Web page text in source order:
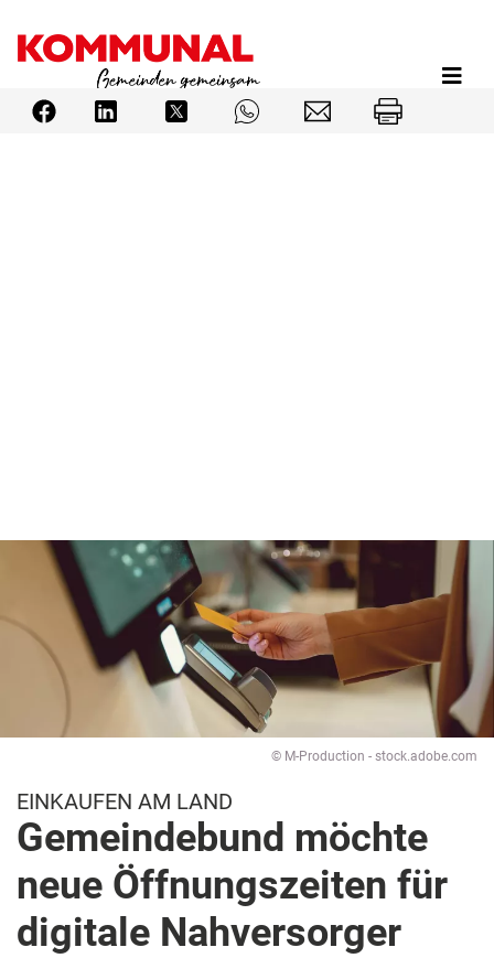
Inhalt
© M-Production - stock.adobe.com
EINKAUFEN AM LAND
Gemeindebund möchte
neue Öffnungszeiten für
digitale Nahversorger